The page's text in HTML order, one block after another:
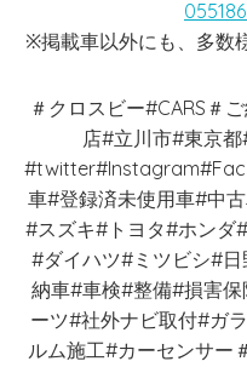
※掲載車以外にも、多数
＃クロスビー#CARS＃
店#立川市#東京
車#登録済未使用車#中
#スズキ#トヨタ#ホンダ
#ダイハツ#ミツビシ#
納車#車検#整備#損害
ーツ#社外ナビ取付#ガ
ルム施工#カーセンサ